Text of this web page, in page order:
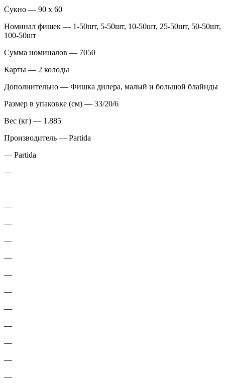
Сукно — 90 х 60
Номинал фишек — 1-50шт, 5-50шт, 10-50шт, 25-50шт, 50-50шт,
100-50шт
Сумма номиналов — 7050
Карты — 2 колоды
Дополнительно — Фишка дилера, малый и большой блайнды
Размер в упаковке (см) — 33/20/6
Вес (кг) — 1.885
Производитель — Partida
— Partida
—
—
—
—
—
—
—
—
—
—
—
—
—